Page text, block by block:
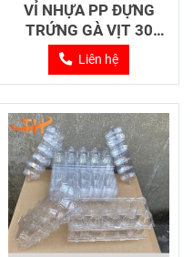
VỈ NHỰA PP ĐỰNG
TRỨNG GÀ VỊT 30
QUẢ
Liên hệ